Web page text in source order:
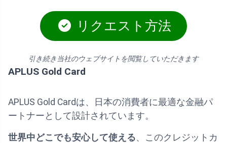
リクエスト方法
引き続き当社のウェブサイトを閲覧していただきます
APLUS Gold Card
APLUS Gold Cardは、日本の消費者に最適な金融パ
ートナーとして設計されています。
世界中どこでも安心して使える、このクレジットカ